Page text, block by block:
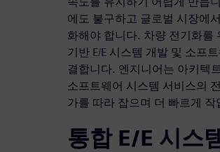
에도 불구하고 글로벌 시장에
화해야 합니다. 차량 전기화를
기반 E/E 시스템 개발 및 소프
결합니다. 엔지니어는 아키텍
소프트웨어 시스템 서비스의
가를 따라 잡으며 더 빠르게
통합 E/E 시스